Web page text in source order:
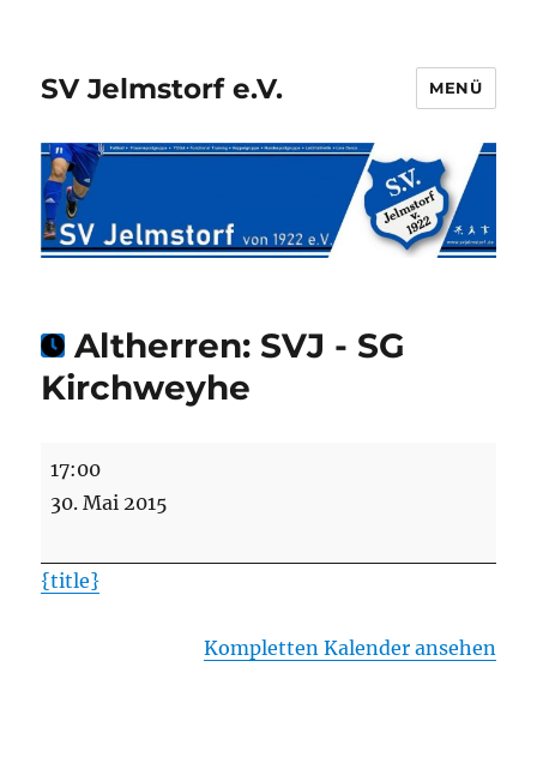
SV Jelmstorf e.V. MENÜ
Altherren: SVJ - SG
Kirchweyhe
SG
Kirchweyhe
17:00
30. Mai 2015
{title}
Kompletten Kalender ansehen